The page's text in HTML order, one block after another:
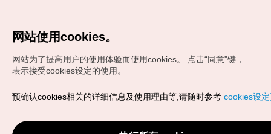
Copyrights (c) 韩国旅游发展局版权所有
VISITKOREA官方邮箱
chnsim@knto.or.kr
网站使用cookies。
网站为了提高用户的使用体验而使用cookies。
点击“同意"键，
表示接受cookies设定的使用。
预确认cookies相关的详细信息及使用理由等,请随时参考 cookies设